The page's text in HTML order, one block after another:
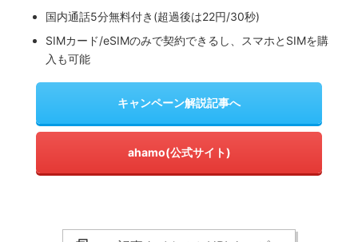
国内通話5分無料付き(超過後は22円/30秒)
SIMカード/eSIMのみで契約できるし、スマホとSIMを購
入も可能
キャンペーン解説記事へ
ahamo(公式サイト)